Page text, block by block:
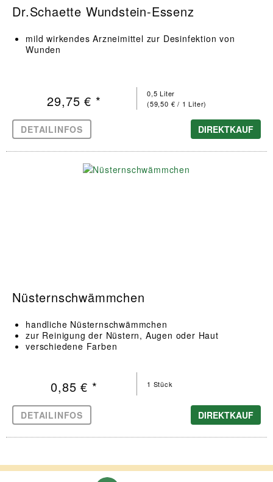
Dr.Schaette Wundstein-Essenz
mild wirkendes Arzneimittel zur Desinfektion von
Wunden
0,5 Liter
(59,50 € / 1 Liter)
29,75 € *
DETAILINFOS DIREKTKAUF
Nüsternschwämmchen
handliche Nüsternschwämmchen
zur Reinigung der Nüstern, Augen oder Haut
verschiedene Farben
1 Stück
0,85 € *
DETAILINFOS DIREKTKAUF